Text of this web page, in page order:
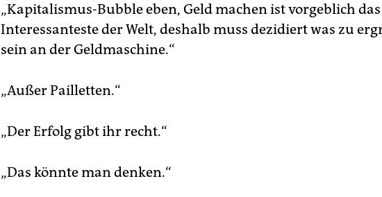
„Kapitalismus-Bubble eben, Geld machen ist vorgeblich das
Interessanteste der Welt, deshalb muss dezidiert was zu
sein an der Geldmaschine.“
„Außer Pailletten.“
„Der Erfolg gibt ihr recht.“
„Das könnte man denken.“